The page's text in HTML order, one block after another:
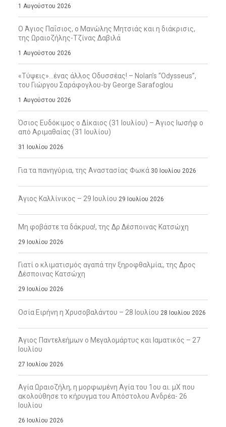
1 Αυγούστου 2026
Ο Άγιος Παΐσιος, ο Μανώλης Μητσιάς και η διάκρισις,
της Ωραιοζήλης-Τζίνας Δαβιλά
1 Αυγούστου 2026
«Τύψεις»…ένας άλλος Οδυσσέας! – Nolan’s “Odysseus”,
του Γιώργου Σαράφογλου-by George Sarafoglou
1 Αυγούστου 2026
Όσιος Ευδόκιμος ο Δίκαιος (31 Ιουλίου) – Άγιος Ιωσήφ ο
από Αριμαθαίας (31 Ιουλίου)
31 Ιουλίου 2026
Για τα πανηγύρια, της Αναστασίας Φωκά 30 Ιουλίου 2026
Άγιος Καλλίνικος – 29 Ιουλίου 29 Ιουλίου 2026
Μη φοβάστε τα δάκρυα!, της Δρ Δέσποινας Κατσώχη
29 Ιουλίου 2026
Γιατί ο κλιματισμός αγαπά την ξηροφθαλμία;, της Δρος
Δέσποινας Κατσώχη
29 Ιουλίου 2026
Οσία Ειρήνη η Χρυσοβαλάντου – 28 Ιουλίου 28 Ιουλίου 2026
Άγιος Παντελεήμων ο Μεγαλομάρτυς και Ιαματικός – 27
Ιουλίου
27 Ιουλίου 2026
Αγία Ωραιοζήλη, η μορφωμένη Αγία του 1ου αι. μΧ που
ακολούθησε το κήρυγμα του Απόστολου Ανδρέα- 26
Ιουλίου
26 Ιουλίου 2026